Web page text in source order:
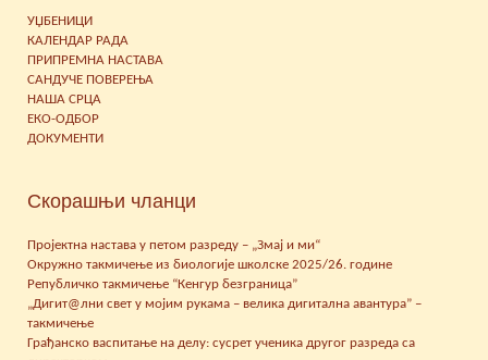
УЏБЕНИЦИ
КАЛЕНДАР РАДА
ПРИПРЕМНА НАСТАВА
САНДУЧЕ ПОВЕРЕЊА
НАША СРЦА
ЕКО-ОДБОР
ДОКУМЕНТИ
Скорашњи чланци
Пројектна настава у петом разреду – „Змај и ми“
Окружно такмичење из биологије школске 2025/26. године
Републичко такмичење “Кенгур безграница”
„Дигит@лни свет у мојим рукама – велика дигитална авантура” –
такмичење
Грађанско васпитање на делу: сусрет ученика другог разреда са